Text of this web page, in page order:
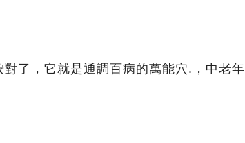
對了，它就是通調百病的萬能穴.，中老